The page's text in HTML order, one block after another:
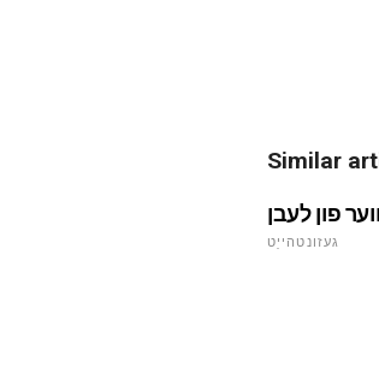
Similar
געזונטהייַט